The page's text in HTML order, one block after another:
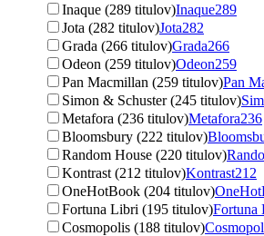
Inaque (289 titulov)Inaque289
Jota (282 titulov)Jota282
Grada (266 titulov)Grada266
Odeon (259 titulov)Odeon259
Pan Macmillan (259 titulov)Pan
Simon & Schuster (245 titulov)
Metafora (236 titulov)Metafora236
Bloomsbury (222 titulov)
Random House (220 titulov)
Kontrast (212 titulov)Kontrast212
OneHotBook (204 titulov)
Fortuna Libri (195 titulov)Fortuna
Cosmopolis (188 titulov)